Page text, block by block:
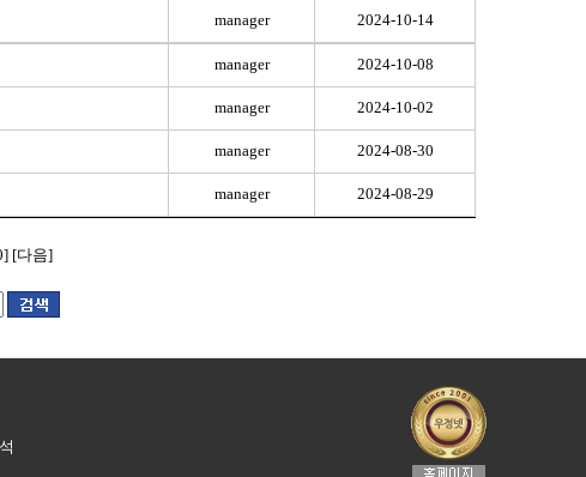
manager 2024-10-14
manager 2024-10-08
manager 2024-10-02
manager 2024-08-30
manager 2024-08-29
[다음]